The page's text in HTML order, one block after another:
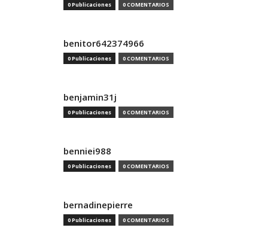
0 Publicaciones 0 COMENTARIOS
benitor642374966
0 Publicaciones 0 COMENTARIOS
benjamin31j
0 Publicaciones 0 COMENTARIOS
benniei988
0 Publicaciones 0 COMENTARIOS
bernadinepierre
0 Publicaciones 0 COMENTARIOS